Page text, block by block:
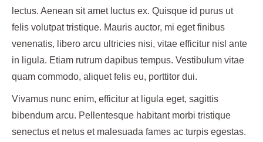
lectus. Aenean sit amet luctus ex. Quisque id purus ut
felis volutpat tristique. Mauris auctor, mi eget finibus
venenatis, libero arcu ultricies nisi, vitae efficitur nisl ante
in ligula. Etiam rutrum dapibus tempus. Vestibulum vitae
quam commodo, aliquet felis eu, porttitor dui.
Vivamus nunc enim, efficitur at ligula eget, sagittis
bibendum arcu. Pellentesque habitant morbi tristique
senectus et netus et malesuada fames ac turpis egestas.